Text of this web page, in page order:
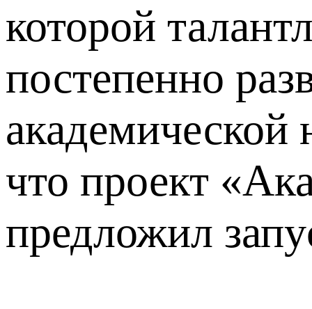
которой
постепенно
что проект
предложил